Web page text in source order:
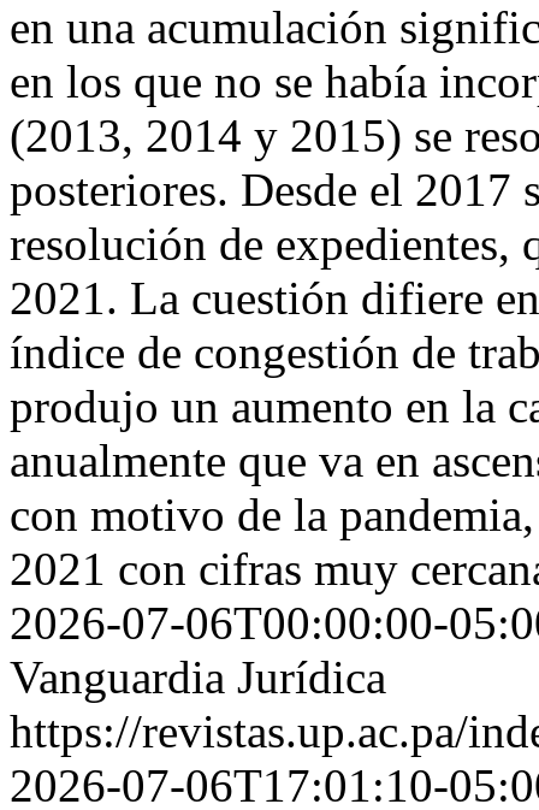
en una acumulación
en los que no se había
(2013, 2014 y 2015) se
posteriores. Desde el 2017
resolución de expedientes,
2021. La cuestión difiere
índice de congestión de
produjo un aumento en la
anualmente que va en
con motivo de la
2021 con cifras muy
2026-07-06T00:00:00-
Vanguardia Jurídica
https://revistas.up.ac.pa/
2026-07-06T17:01:10-